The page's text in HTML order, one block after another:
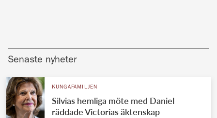
Senaste nyheter
KUNGAFAMILJEN
Silvias hemliga möte med Daniel
räddade Victorias äktenskap